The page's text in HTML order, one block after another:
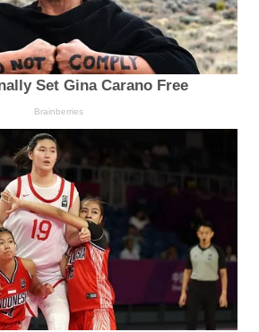
Set Gina Carano Free
Brainberries